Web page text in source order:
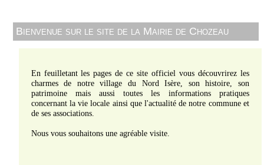
Bienvenue sur le site de la Mairie de Chozeau
En feuilletant les pages de ce site officiel vous découvrirez les
charmes de notre village du Nord Isère, son histoire, son
patrimoine mais aussi toutes les informations pratiques
concernant la vie locale ainsi que l'actualité de notre commune et
de ses associations.
Nous vous souhaitons une agréable visite.